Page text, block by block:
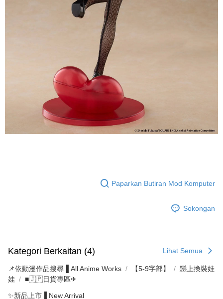
Paparkan Butiran Mod Komputer
Sokongan
Kategori Berkaitan (4) Lihat Semua
📌依動漫作品搜尋▐ All Anime Works 【5-9字部】
戀上換裝娃
娃
■🇯🇵日貨專區✈
✨新品上市▐ New Arrival